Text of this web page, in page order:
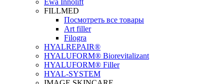
Ewa Innolift
FILLMED
Посмотреть все товары
Art filler
Filogra
НYALREPAIR®
HYALUFORM® Biorevitalizant
HYALUFORM® Filler
HYAL-SYSTEM